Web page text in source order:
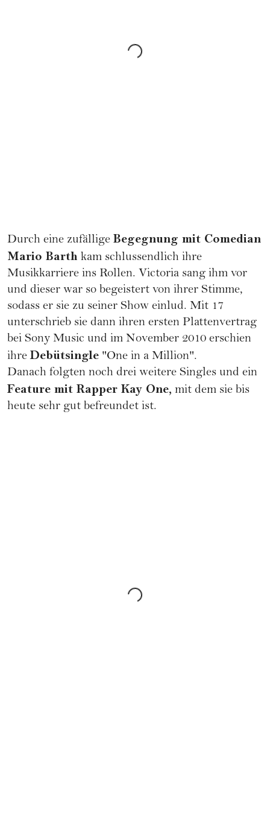
Durch eine zufällige Begegnung mit Comedian
Mario Barth kam schlussendlich ihre
Musikkarriere ins Rollen. Victoria sang ihm vor
und dieser war so begeistert von ihrer Stimme,
sodass er sie zu seiner Show einlud. Mit 17
unterschrieb sie dann ihren ersten Plattenvertrag
bei Sony Music und im November 2010 erschien
ihreDebütsingle "One in a Million".
Danach folgten noch drei weitere Singles und ein
Feature mit Rapper Kay One, mit dem sie bis
heute sehr gut befreundet ist.